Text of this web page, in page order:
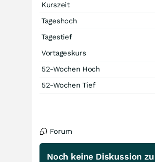
Kurszeit
Tageshoch
Tagestief
Vortageskurs
52-Wochen Hoch
52-Wochen Tief
Forum
Noch keine Diskussion